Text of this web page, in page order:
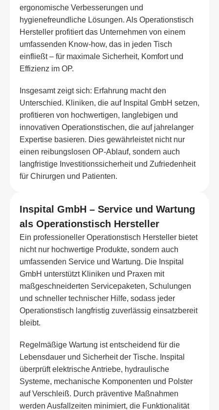
ergonomische Verbesserungen und
hygienefreundliche Lösungen. Als Operationstisch
Hersteller profitiert das Unternehmen von einem
umfassenden Know-how, das in jeden Tisch
einfließt – für maximale Sicherheit, Komfort und
Effizienz im OP.
Insgesamt zeigt sich: Erfahrung macht den
Unterschied. Kliniken, die auf Inspital GmbH setzen,
profitieren von hochwertigen, langlebigen und
innovativen Operationstischen, die auf jahrelanger
Expertise basieren. Dies gewährleistet nicht nur
einen reibungslosen OP-Ablauf, sondern auch
langfristige Investitionssicherheit und Zufriedenheit
für Chirurgen und Patienten.
Inspital GmbH – Service und Wartung
als Operationstisch Hersteller
Ein professioneller Operationstisch Hersteller bietet
nicht nur hochwertige Produkte, sondern auch
umfassenden Service und Wartung. Die Inspital
GmbH unterstützt Kliniken und Praxen mit
maßgeschneiderten Servicepaketen, Schulungen
und schneller technischer Hilfe, sodass jeder
Operationstisch langfristig zuverlässig einsatzbereit
bleibt.
Regelmäßige Wartung ist entscheidend für die
Lebensdauer und Sicherheit der Tische. Inspital
überprüft elektrische Antriebe, hydraulische
Systeme, mechanische Komponenten und Polster
auf Verschleiß. Durch präventive Maßnahmen
werden Ausfallzeiten minimiert, die Funktionalität